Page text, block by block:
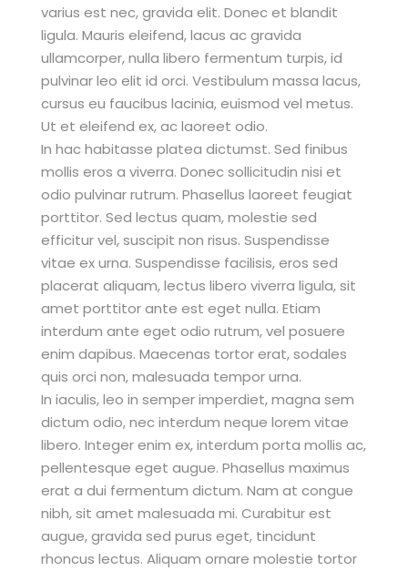
varius est nec, gravida elit. Donec et blandit
ligula. Mauris eleifend, lacus ac gravida
ullamcorper, nulla libero fermentum turpis, id
pulvinar leo elit id orci. Vestibulum massa lacus,
cursus eu faucibus lacinia, euismod vel metus.
Ut et eleifend ex, ac laoreet odio.
In hac habitasse platea dictumst. Sed finibus
mollis eros a viverra. Donec sollicitudin nisi et
odio pulvinar rutrum. Phasellus laoreet feugiat
porttitor. Sed lectus quam, molestie sed
efficitur vel, suscipit non risus. Suspendisse
vitae ex urna. Suspendisse facilisis, eros sed
placerat aliquam, lectus libero viverra ligula, sit
amet porttitor ante est eget nulla. Etiam
interdum ante eget odio rutrum, vel posuere
enim dapibus. Maecenas tortor erat, sodales
quis orci non, malesuada tempor urna.
In iaculis, leo in semper imperdiet, magna sem
dictum odio, nec interdum neque lorem vitae
libero. Integer enim ex, interdum porta mollis ac,
pellentesque eget augue. Phasellus maximus
erat a dui fermentum dictum. Nam at congue
nibh, sit amet malesuada mi. Curabitur est
augue, gravida sed purus eget, tincidunt
rhoncus lectus. Aliquam ornare molestie tortor